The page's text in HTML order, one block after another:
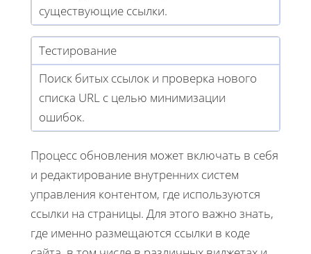
существующие ссылки.
Тестирование
Поиск битых ссылок и проверка нового
списка URL с целью минимизации
ошибок.
Процесс обновления может включать в себя
и редактирование внутренних систем
управления контентом, где используются
ссылки на страницы. Для этого важно знать,
где именно размещаются ссылки в коде